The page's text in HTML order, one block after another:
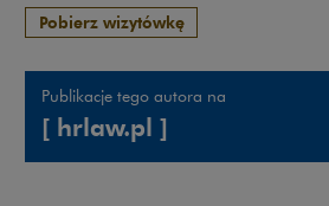
Pobierz wizytówkę
Publikacje tego autora na
[ hrlaw.pl ]